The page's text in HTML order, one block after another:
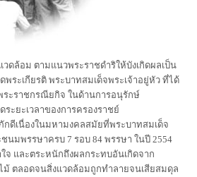
ดล้อม ตามแนวพระราชดำริให้บังเกิดผลเป็น
พระเกียรติ พระบาทสมเด็จพระเจ้าอยู่หัว ที่ได้
ระราชกรณียกิจ ในด้านการอนุรักษ์
ะยะเวลาของการครองราชย์
ดีเนื่องในมหามงคลสมัยที่พระบาทสมเด็จ
นมพรรษาครบ 7 รอบ 84 พรรษา ในปี 2554
จ และตระหนักถึงผลกระทบอันเกิดจาก
ม้ ตลอดจนสิ่งแวดล้อมถูกทำลายจนเสียสมดุล